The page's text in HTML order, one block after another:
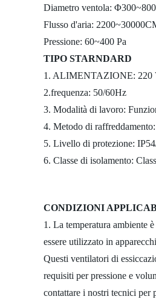
Diametro ventola:
Flusso d'aria:
Pressione: 60~400 Pa
TIPO STARNDARD
1. ALIMENTAZIONE: 220
2.frequenza: 50/60Hz
3. Modalità di lavoro:
4. Metodo di
5. Livello di protezione:
6. Classe di isolamento:
CONDIZIONI
1. La temperatura ambiente
essere utilizzato in
Questi ventilatori di
requisiti per pressione e
contattare i nostri tecnici per